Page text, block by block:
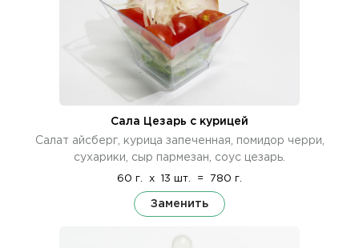
Сала Цезарь с курицей
Салат айсберг, курица запеченная, помидор черри,
сухарики, сыр пармезан, соус цезарь.
60 г. x 13 шт. = 780 г.
Заменить